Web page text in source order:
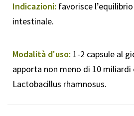
Indicazioni: favorisce
intestinale.
Modalità d'uso: 1-2 capsule al
apporta non meno di 10 miliardi
Lactobacillus rhamnosus.